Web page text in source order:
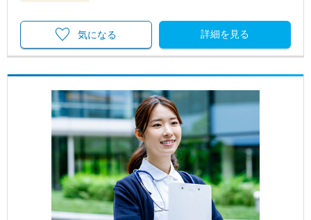
詳細を見る
気になる